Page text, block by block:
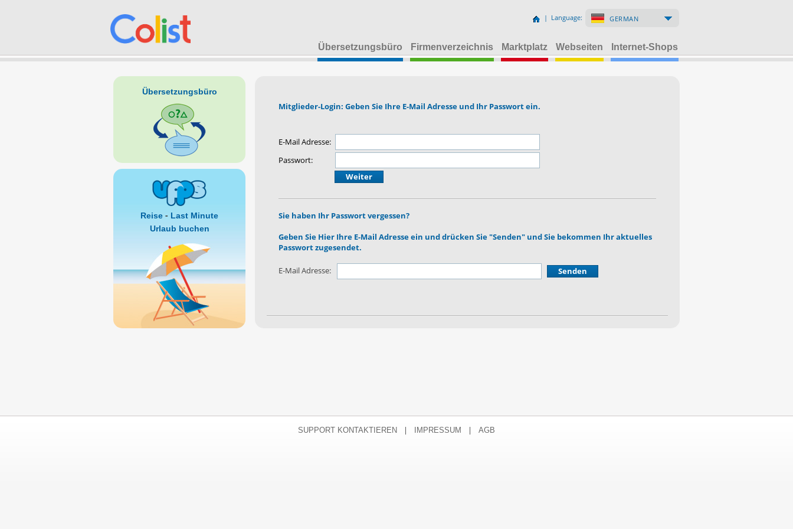
| Language: GERMAN
Übersetzungsbüro Firmenverzeichnis Marktplatz Webseiten Internet-Shops
Übersetzungsbüro
Reise - Last Minute
Urlaub buchen
Mitglieder-Login: Geben Sie Ihre E-Mail Adresse und Ihr Passwort ein.
E-Mail Adresse:
Passwort:
Sie haben Ihr Passwort vergessen?
Geben Sie Hier Ihre E-Mail Adresse ein und drücken Sie "Senden" und Sie bekommen Ihr aktuelles
Passwort zugesendet.
E-Mail Adresse:
SUPPORT KONTAKTIEREN | IMPRESSUM | AGB